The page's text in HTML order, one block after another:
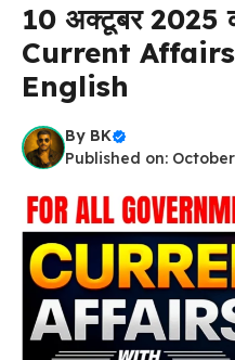
10 अक्टूबर 2025
Current
English
By BK
Published on: